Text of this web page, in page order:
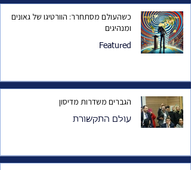
כשהעולם מסתחרר: הוורטיגו של גאונים
ומנהיגים
Featured
הגברים משדרות מדיסון
עולם התקשורת